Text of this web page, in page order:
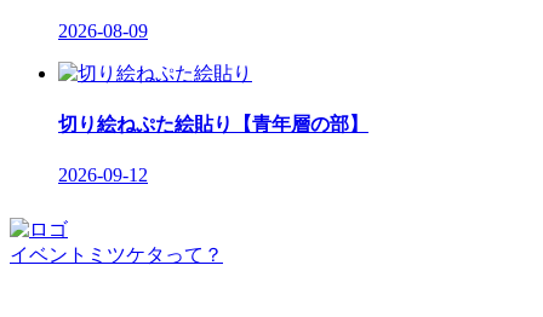
2026-08-09
切り絵ねぷた絵貼り【青年層の部】
2026-09-12
イベントミツケタって？